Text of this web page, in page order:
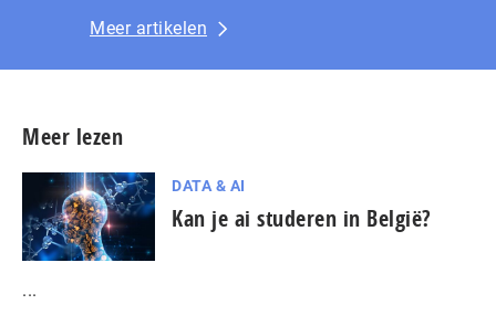
Meer artikelen
Meer lezen
DATA & AI
Kan je ai studeren in België?
...